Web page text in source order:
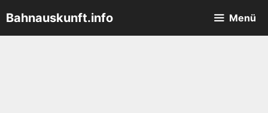
Inhalt
springen
Bahnauskunft.info Menü